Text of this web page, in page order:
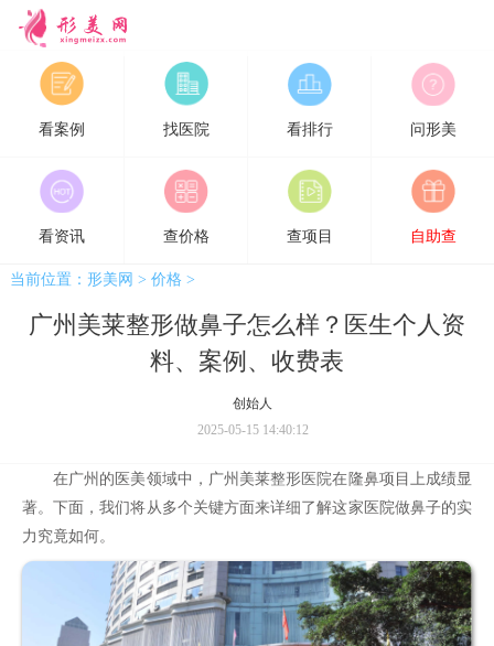
形美网
看案例 找医院 看排行 问形美
看资讯 查价格 查项目 自助查
当前位置： 形美网 > 价格 >
广州美莱整形做鼻子怎么样？医生个人资
料、案例、收费表
创始人
2025-05-15 14:40:12
在广州的医美领域中，广州美莱整形医院在隆鼻项目上成绩显
著。下面，我们将从多个关键方面来详细了解这家医院做鼻子的实
力究竟如何。